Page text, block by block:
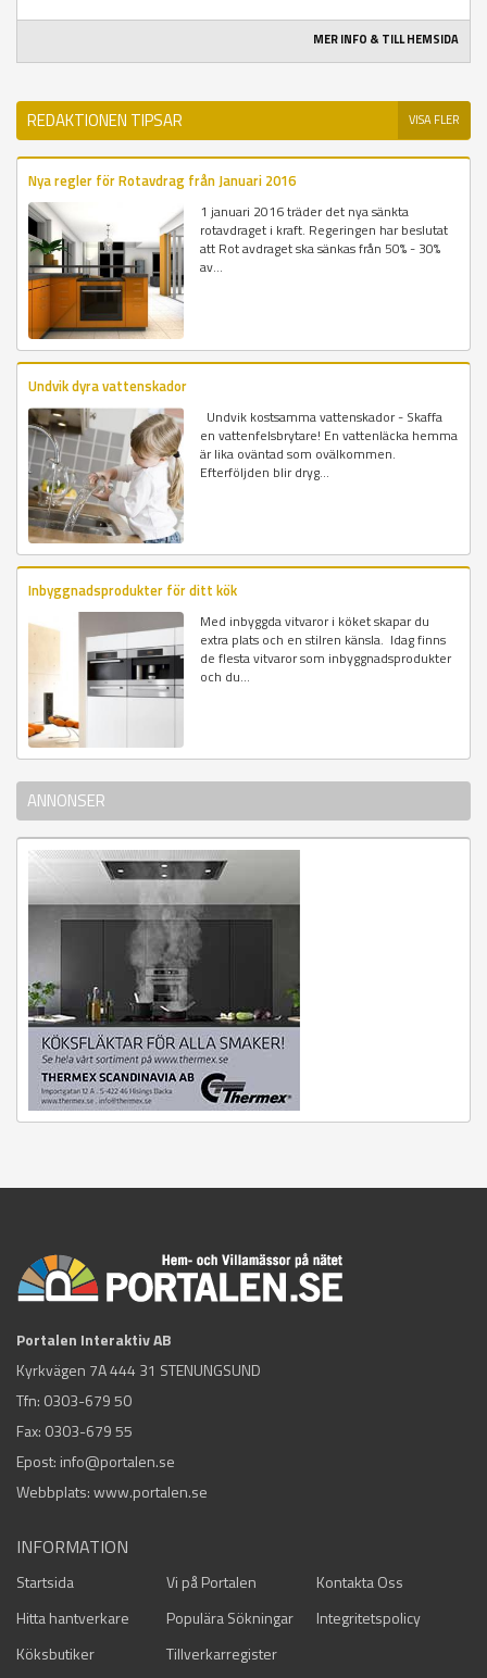
MER INFO & TILL HEMSIDA
REDAKTIONEN TIPSAR VISA FLER
Nya regler för Rotavdrag från Januari 2016
1 januari 2016 träder det nya sänkta
rotavdraget i kraft. Regeringen har beslutat
att Rot avdraget ska sänkas från 50% - 30%
av...
Undvik dyra vattenskador
Undvik kostsamma vattenskador - Skaffa
en vattenfelsbrytare! En vattenläcka hemma
är lika oväntad som ovälkommen.
Efterföljden blir dryg...
Inbyggnadsprodukter för ditt kök
Med inbyggda vitvaror i köket skapar du
extra plats och en stilren känsla. Idag finns
de flesta vitvaror som inbyggnadsprodukter
och du...
ANNONSER
Portalen Interaktiv AB
Kyrkvägen 7A 444 31 STENUNGSUND
Tfn: 0303-679 50
Fax: 0303-679 55
Epost: info@portalen.se
Webbplats: www.portalen.se
INFORMATION
Startsida Vi på Portalen
Kontakta Oss
Hitta hantverkare
Populära Sökningar
Integritetspolicy
Köksbutiker
Tillverkarregister